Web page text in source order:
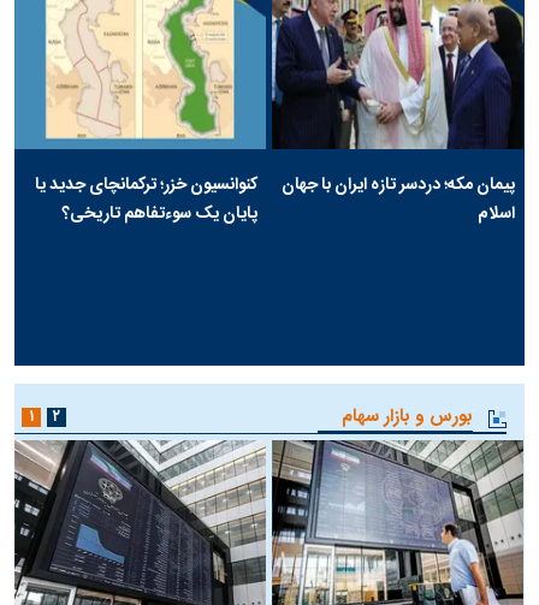
پیمان مکه؛ دردسر تازه ایران با جهان
اسلام
کنوانسیون خزر؛ ترکمانچای جدید یا
پایان یک سوءتفاهم تاریخی؟
بورس و بازار سهام ۱ ۲